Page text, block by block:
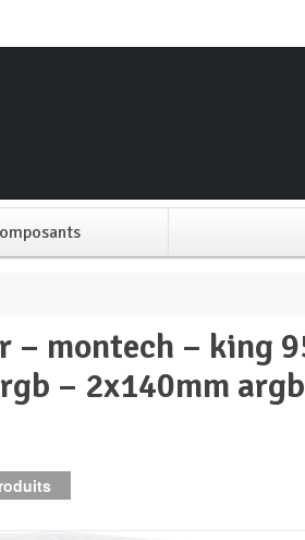
PC
– 2x140mm argb